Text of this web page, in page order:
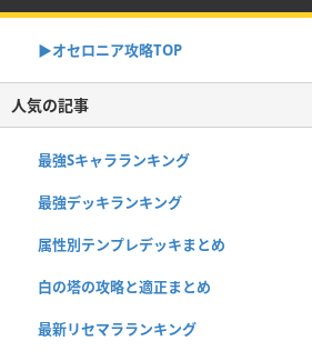
▶︎オセロニア攻略TOP
人気の記事
最強Sキャラランキング
最強デッキランキング
属性別テンプレデッキまとめ
白の塔の攻略と適正まとめ
最新リセマラランキング